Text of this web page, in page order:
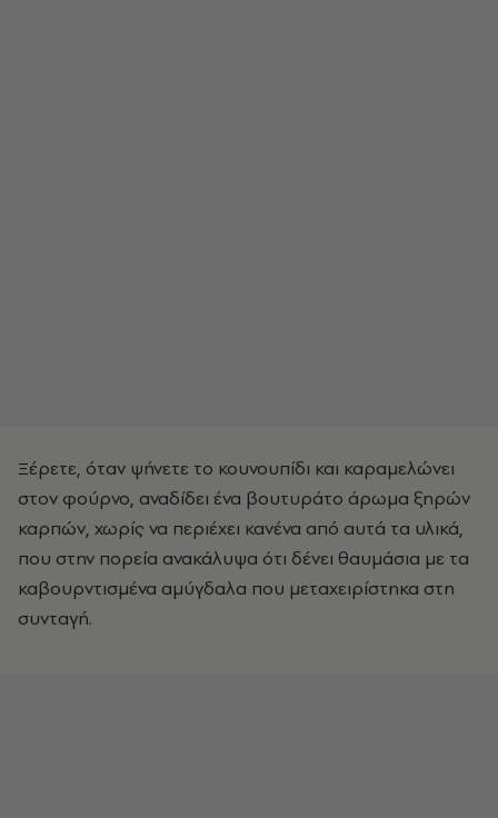
Ξέρετε, όταν ψήνετε το κουνουπίδι και καραμελώνει
στον φούρνο, αναδίδει ένα βουτυράτο άρωμα ξηρών
καρπών, χωρίς να περιέχει κανένα από αυτά τα υλικά,
που στην πορεία ανακάλυψα ότι δένει θαυμάσια με τα
καβουρντισμένα αμύγδαλα που μεταχειρίστηκα στη
συνταγή.